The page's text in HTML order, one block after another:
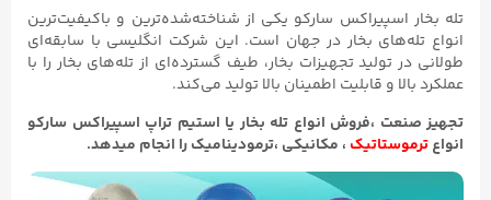
تله بخار اسپیراکس سارکو یکی از شناخته‌شده‌ترین و باکیفیت‌ترین
انواع تله‌های بخار در جهان است. این شرکت انگلیسی با سابقه‌ای
طولانی در تولید تجهیزات بخار، طیف گسترده‌ای از تله‌های بخار را با
عملکرد بالا و قابلیت اطمینان بالا تولید می‌کند.
تجهیز صنعت ،فروش انواع تله بخار یا استیم تراپ اسپیراکس سارکو
انواعترموستاتیک ، مکانیکی ،ترمودینامیک را انجام میدهد.